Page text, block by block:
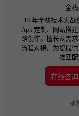
全
10 年全栈技术实战
App 定制、网站搭
路创作。擅长从需
流程对接，为您提
准匹配
在线咨询
或